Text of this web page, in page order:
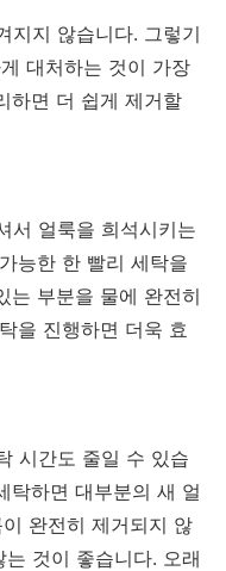
지지 않습니다. 그렇기
대처하는 것이 가장
하면 더 쉽게 제거할
서 얼룩을 희석시키는
능한 한 빨리 세탁을
는 부분을 물에 완전히
을 진행하면 더욱 효
시간도 줄일 수 있습
탁하면 대부분의 새 얼
완전히 제거되지 않
것이 좋습니다. 오래